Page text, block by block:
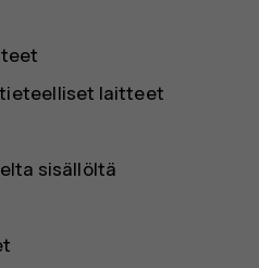
laitteet
sisällöltä